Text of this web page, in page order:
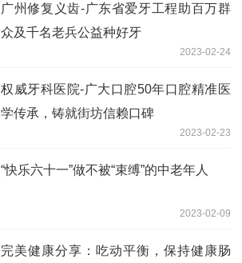
广州修复义齿-广东省爱牙工程助百万群
众及千名老兵公益种好牙
2023-02-24
权威牙科医院-广大口腔50年口腔精准医
学传承，铸就街坊信赖口碑
2023-02-23
“快乐六十一”做不被“束缚”的中老年人
2023-02-09
完美健康分享：吃动平衡，保持健康肠